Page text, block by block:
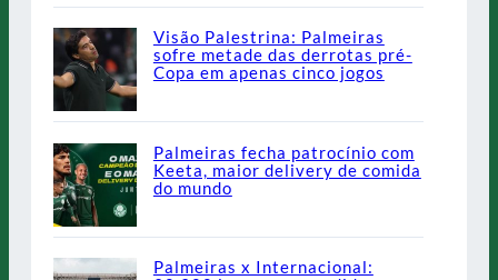
Visão Palestrina: Palmeiras
sofre metade das derrotas pré-
Copa em apenas cinco jogos
Palmeiras fecha patrocínio com
Keeta, maior delivery de comida
do mundo
Palmeiras x Internacional: